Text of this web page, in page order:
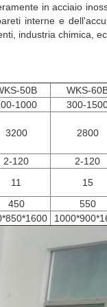
in acciaio
interne e
industria chimica,
50B
WKS-
1000
300-
3200 2800
2-120
2-120
11
15
450
550